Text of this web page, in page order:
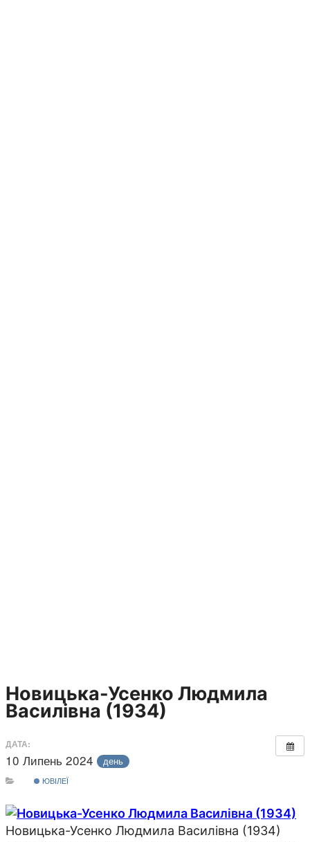
Новицька-Усенко Людмила
Василівна (1934)
ДАТА:
10 Липень 2024 день
ЮВІЛЕЇ
Новицька-Усенко Людмила Василівна (1934)